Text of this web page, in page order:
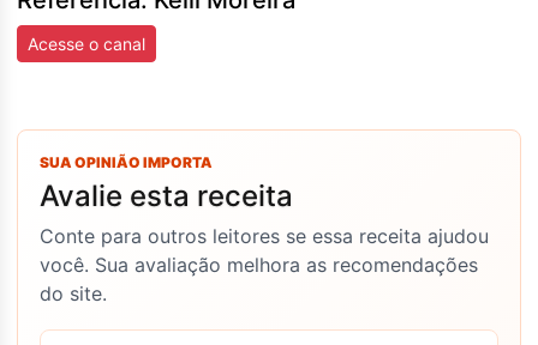
Acesse o canal
SUA OPINIÃO IMPORTA
Avalie esta receita
Conte para outros leitores se essa receita ajudou
você. Sua avaliação melhora as recomendações
do site.